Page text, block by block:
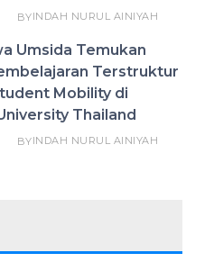
BYINDAH NURUL AINIYAH
Umsida Temukan
Terstruktur
Mobility di
Thailand
BYINDAH NURUL AINIYAH